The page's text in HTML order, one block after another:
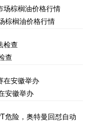
棕榈油价格行情
查
安徽举办